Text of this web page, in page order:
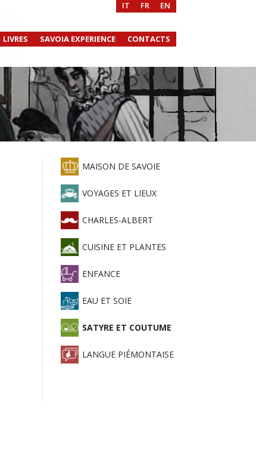
IT FR EN
LIVRES SAVOIA EXPERIENCE CONTACTS
MAISON DE SAVOIE
VOYAGES ET LIEUX
CHARLES-ALBERT
CUISINE ET PLANTES
ENFANCE
EAU ET SOIE
SATYRE ET COUTUME
LANGUE PIÉMONTAISE